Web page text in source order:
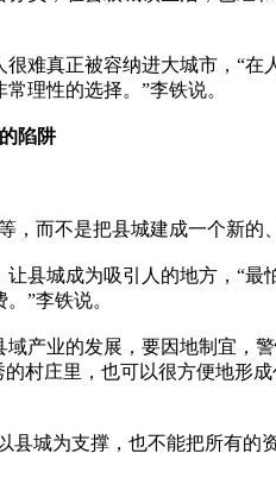
难真正被容纳进大城市，“
理性的选择。”李铁说。
陷阱
而不是把县城建成一个新的
县城成为吸引人的地方，“
”李铁说。
域产业的发展，要因地制宜，
村庄里，也可以很方便地形
城为支撑，也不能把所有